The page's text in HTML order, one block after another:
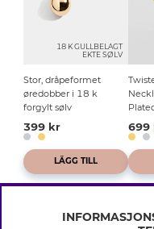
18 K GULLBELAGT
EKTE SØLV
Stor, dråpeformet
øredobber i 18 k
forgylt sølv
399 kr
LÄGG TILL
699